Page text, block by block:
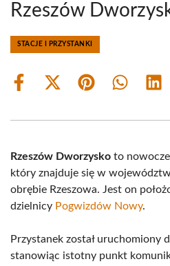
Rzeszów
STACJE I PRZYSTANKI
Share
Share
(Twitter)
Share Share
Rzeszów Dworzysko to
który znajduje się w
obrębie Rzeszowa. Jest on
dzielnicy Pogwizdów Nowy.
Przystanek został uruchomiony
stanowiąc istotny punkt